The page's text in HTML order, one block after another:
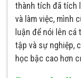
thành tích đã tích
và làm việc, mình
luận để nói lên cá
tập và sự nghiệp,
học bậc cao hơn